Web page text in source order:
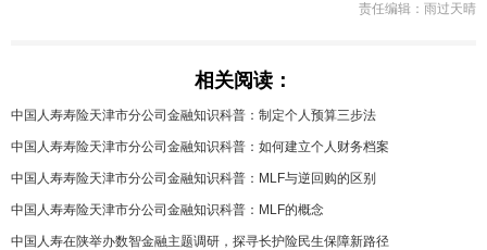
责任编辑：雨过天晴
相关阅读：
中国人寿寿险天津市分公司金融知识科普：制定个人预算三步法
中国人寿寿险天津市分公司金融知识科普：如何建立个人财务档案
中国人寿寿险天津市分公司金融知识科普：MLF与逆回购的区别
中国人寿寿险天津市分公司金融知识科普：MLF的概念
中国人寿在陕举办数智金融主题调研，探寻长护险民生保障新路径